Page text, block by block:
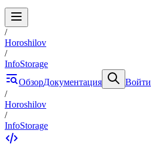
/
Horoshilov
/
InfoStorage
ОбзорДокументация
Войти
/
Horoshilov
/
InfoStorage